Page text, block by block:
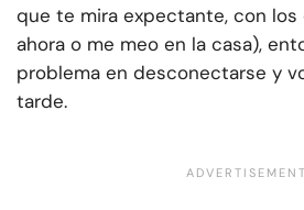
que te mira expectante, con los
ahora o me meo en la casa),
problema en desconectarse y
tarde.